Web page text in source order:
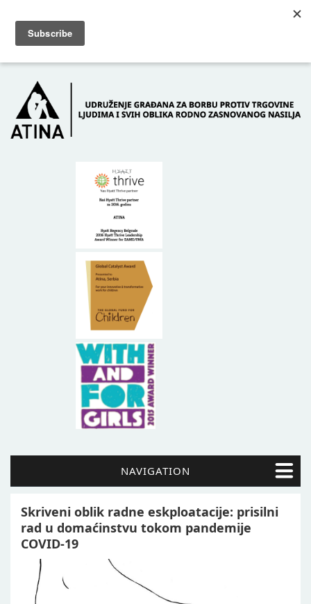
POČETNA O NAMA
NAVIGATION
Skriveni oblik radne eskploatacije: prisilni
rad u domaćinstvu tokom pandemije
COVID-19